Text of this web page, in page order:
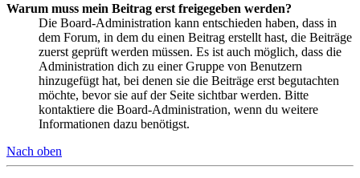
Warum muss mein Beitrag erst freigegeben werden?
Die Board-Administration kann entschieden haben, dass in
dem Forum, in dem du einen Beitrag erstellt hast, die Beiträge
zuerst geprüft werden müssen. Es ist auch möglich, dass die
Administration dich zu einer Gruppe von Benutzern
hinzugefügt hat, bei denen sie die Beiträge erst begutachten
möchte, bevor sie auf der Seite sichtbar werden. Bitte
kontaktiere die Board-Administration, wenn du weitere
Informationen dazu benötigst.
Nach oben